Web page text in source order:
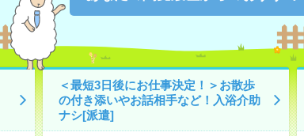
＜最短3日後にお仕事決定！＞お散歩
の付き添いやお話相手など！入浴介助
ナシ[派遣]